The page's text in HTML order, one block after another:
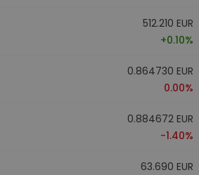
512.210 EUR
+0.10%
0.864730 EUR
0.00%
0.884672 EUR
-1.40%
63.690 EUR